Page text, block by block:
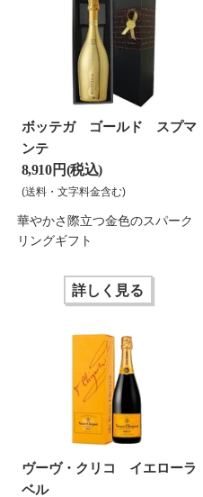
ボッテガ ゴールド スプマ
ンテ
8,910 円(税込)
(送料・文字料金含む)
華やかさ際立つ金色のスパーク
リングギフト
詳しく見る
ヴーヴ・クリコ イエローラ
ベル